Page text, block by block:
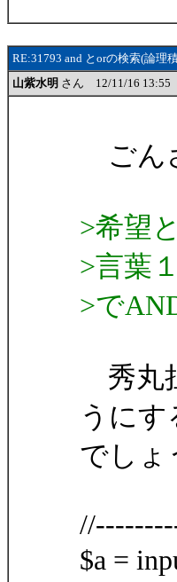
RE:31793 and とorの検索(論理
山紫水明 さん 12/11/16 13:55
ごん
>希望
>言葉
>で
秀丸
うに
でしょ
$a =